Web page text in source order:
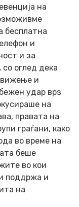
на
бесплатна
и
и за
оглед дека
и
удар врз
на
правата на
граѓани, како
во време на
беше
во кои
поддржа и
на